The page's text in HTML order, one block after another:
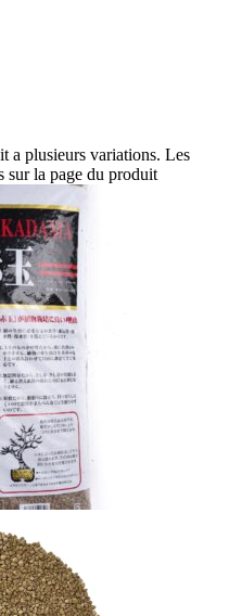
a plusieurs variations. Les
sur la page du produit